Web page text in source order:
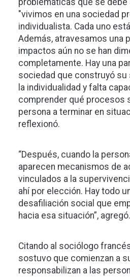
problemáticas que se debe
"vivimos en una sociedad
individualista. Cada uno
Además, atravesamos una
impactos aún no se han
completamente. Hay una
sociedad que construyó
la individualidad y falta
comprender qué procesos
persona a terminar en
reflexionó.
“Después, cuando la
aparecen mecanismos de
vinculados a la
ahí por elección. Hay todo
desafiliación social que
hacia esa situación”, agregó.
Citando al sociólogo
sostuvo que comienzan a
responsabilizan a las